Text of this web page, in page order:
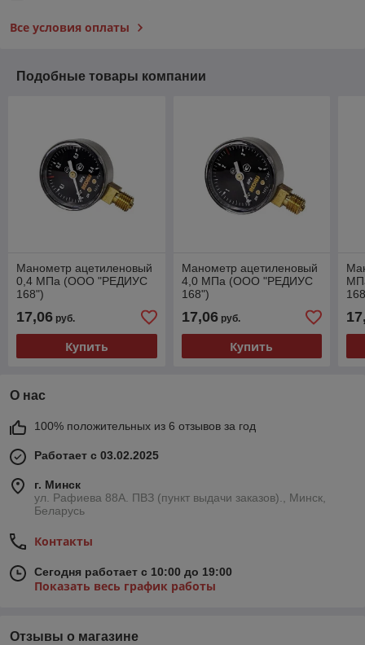
Все условия оплаты
Подобные товары компании
Манометр ацетиленовый
0,4 МПа (ООО "РЕДИУС
168")
17,06 руб.
Купить
Манометр ацетиленовый
4,0 МПа (ООО "РЕДИУС
168")
17,06руб.
Купить
О нас
100% положительных из 6 отзывов за год
Работает с 03.02.2025
г. Минск
ул. Рафиева 88А. ПВЗ (пункт выдачи заказов)., Минск,
Беларусь
Контакты
Сегодня работает с 10:00 до 19:00
Показать весь график работы
Отзывы о магазине